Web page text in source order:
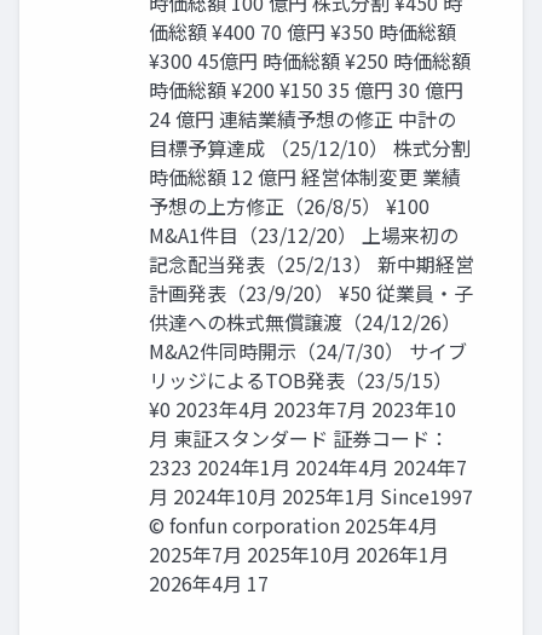
価総額 ¥400 70 億円 ¥350 時価総額
¥300 45億円 時価総額 ¥250 時価総額
時価総額 ¥200 ¥150 35 億円 30 億円
24 億円 連結業績予想の修正 中計の
目標予算達成 （25/12/10） 株式分割
時価総額 12 億円 経営体制変更 業績
予想の上方修正（26/8/5） ¥100
M&A1件目（23/12/20） 上場来初の
記念配当発表（25/2/13） 新中期経営
計画発表（23/9/20） ¥50 従業員・子
供達への株式無償譲渡（24/12/26）
M&A2件同時開示（24/7/30） サイブ
リッジによるTOB発表（23/5/15）
¥0 2023年4月 2023年7月 2023年10
月 東証スタンダード 証券コード：
2323 2024年1月 2024年4月 2024年7
月 2024年10月 2025年1月 Since1997
© fonfun corporation 2025年4月
2025年7月 2025年10月 2026年1月
2026年4月 17